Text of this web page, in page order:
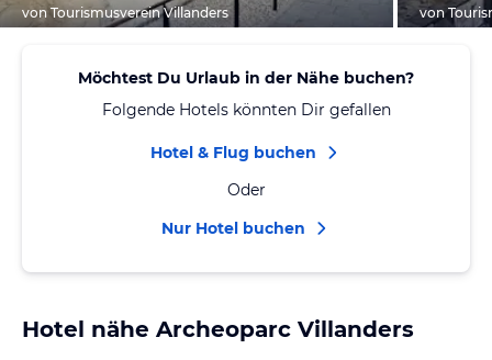
von Tourismusverein Villanders von
Möchtest Du Urlaub in der Nähe buchen?
Folgende Hotels könnten Dir gefallen
Hotel & Flug buchen
Oder
Nur Hotel buchen
Hotel nähe Archeoparc Villanders